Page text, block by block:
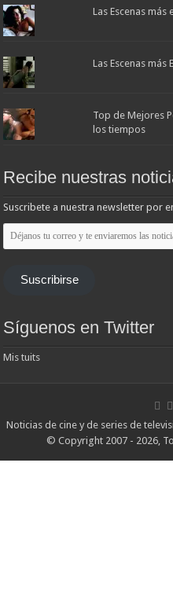
Las Escenas
Las Escenas más
Top de Mejores
los tiempos
Recibe nuestras
Suscribete a nuestra newsletter por
Déjanos
tu
correo
enviaremos
Suscribirse
Síguenos en Twitter
Mis tuits
Noticias de cine y de series de
© Copyright 2007 - 2026,